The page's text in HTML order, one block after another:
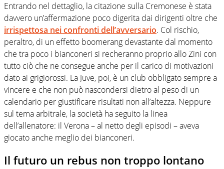
Entrando nel dettaglio, la citazione sulla Cremonese è stata
davvero un’affermazione poco digerita dai dirigenti oltre che
irrispettosa nei confronti dell’avversario. Col rischio,
peraltro, di un effetto boomerang devastante dal momento
che tra poco i bianconeri si recheranno proprio allo Zini con
tutto ciò che ne consegue anche per il carico di motivazioni
dato ai grigiorossi. La Juve, poi, è un club obbligato sempre a
vincere e che non può nascondersi dietro al peso di un
calendario per giustificare risultati non all’altezza. Neppure
sul tema arbitrale, la società ha seguito la linea
dell’allenatore: il Verona – al netto degli episodi – aveva
giocato anche meglio dei bianconeri.
Il futuro un rebus non troppo lontano